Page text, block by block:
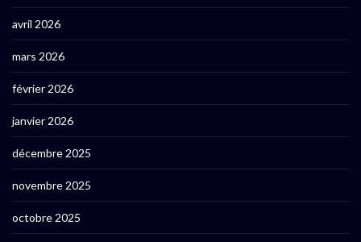
avril 2026
mars 2026
février 2026
janvier 2026
décembre 2025
novembre 2025
octobre 2025